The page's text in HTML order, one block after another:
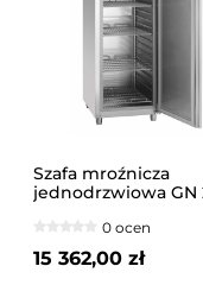
Szafa mroźnicza
jednodrzwiowa GN
0 ocen
15 362,00 zł